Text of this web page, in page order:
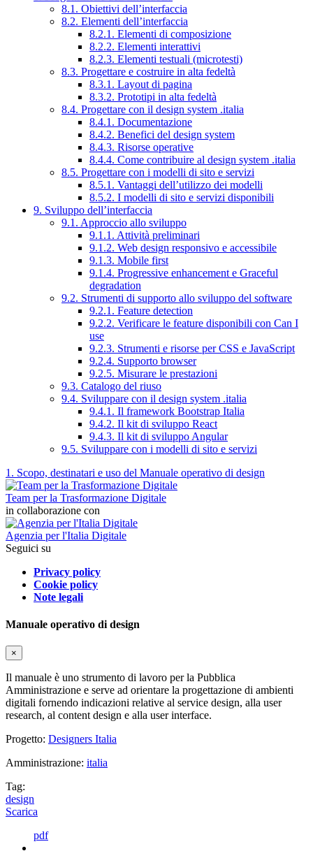
8.1. Obiettivi dell’interfaccia
8.2. Elementi dell’interfaccia
8.2.1. Elementi di composizione
8.2.2. Elementi interattivi
8.2.3. Elementi testuali (microtesti)
8.3. Progettare e costruire in alta fedeltà
8.3.1. Layout di pagina
8.3.2. Prototipi in alta fedeltà
8.4. Progettare con il design system .italia
8.4.1. Documentazione
8.4.2. Benefici del design system
8.4.3. Risorse operative
8.4.4. Come contribuire al design system .italia
8.5. Progettare con i modelli di sito e servizi
8.5.1. Vantaggi dell’utilizzo dei modelli
8.5.2. I modelli di sito e servizi disponibili
9. Sviluppo dell’interfaccia
9.1. Approccio allo sviluppo
9.1.1. Attività preliminari
9.1.2. Web design responsivo e accessibile
9.1.3. Mobile first
9.1.4. Progressive enhancement e Graceful
degradation
9.2. Strumenti di supporto allo sviluppo del software
9.2.1. Feature detection
9.2.2. Verificare le feature disponibili con Can I
use
9.2.3. Strumenti e risorse per CSS e JavaScript
9.2.4. Supporto browser
9.2.5. Misurare le prestazioni
9.3. Catalogo del riuso
9.4. Sviluppare con il design system .italia
9.4.1. Il framework Bootstrap Italia
9.4.2. Il kit di sviluppo React
9.4.3. Il kit di sviluppo Angular
9.5. Sviluppare con i modelli di sito e servizi
1. Scopo, destinatari e uso del Manuale operativo di design
Team per la Trasformazione Digitale
in collaborazione con
Agenzia per l'Italia Digitale
Seguici su
Privacy policy
Cookie policy
Note legali
Manuale operativo di design
×
Il manuale è uno strumento di lavoro per la Pubblica
Amministrazione e serve ad orientare la progettazione di ambienti
digitali fornendo indicazioni relative al service design, alla user
research, al content design e alla user interface.
Progetto: Designers Italia
Amministrazione: italia
Tag:
design
Scarica
pdf